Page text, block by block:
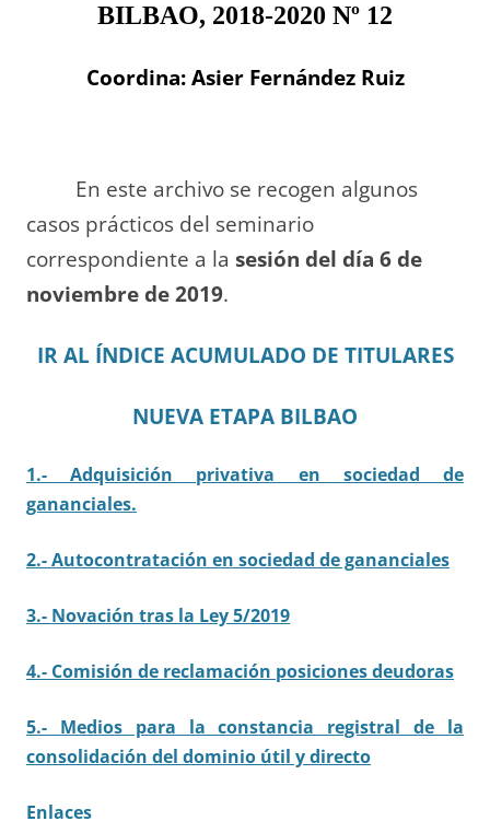
BILBAO, 2018-2020 Nº 12
Coordina: Asier Fernández Ruiz
En este archivo se recogen algunos
casos prácticos del seminario
correspondiente a la sesión del día 6 de
noviembre de 2019.
IR AL ÍNDICE ACUMULADO DE TITULARES
NUEVA ETAPA BILBAO
1.- Adquisición privativa en sociedad de
gananciales.
2.- Autocontratación en sociedad de gananciales
3.- Novación tras la Ley 5/2019
4.- Comisión de reclamación posiciones deudoras
5.- Medios para la constancia registral de la
consolidación del dominio útil y directo
Enlaces